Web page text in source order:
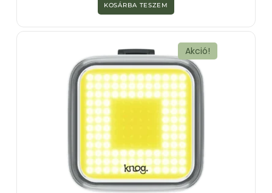
5
-
b
ő
KOSÁRBA TESZEM
Akció!